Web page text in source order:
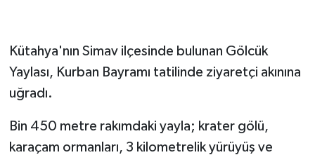
Kütahya'nın Simav ilçesinde bulunan Gölcük
Yaylası, Kurban Bayramı tatilinde ziyaretçi akınına
uğradı.
Bin 450 metre rakımdaki yayla; krater gölü,
karaçam ormanları, 3 kilometrelik yürüyüş ve
Gayrimenkul
GENEL
GÜNDEM